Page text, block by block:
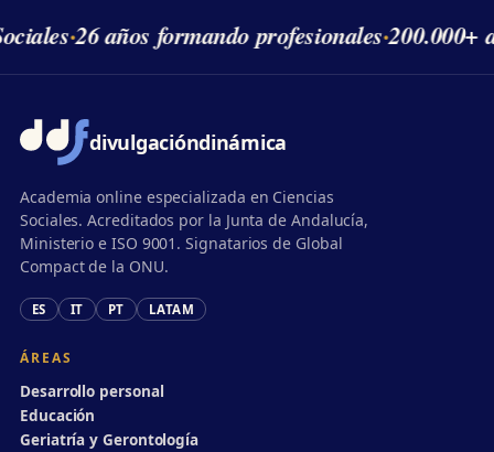
·26 años formando profesionales·200.000+
divulgacióndinámica
Academia online especializada en Ciencias
Sociales. Acreditados por la Junta de Andalucía,
Ministerio e ISO 9001. Signatarios de Global
Compact de la ONU.
ES IT PT LATAM
ÁREAS
Desarrollo personal
Educación
Geriatría y Gerontología